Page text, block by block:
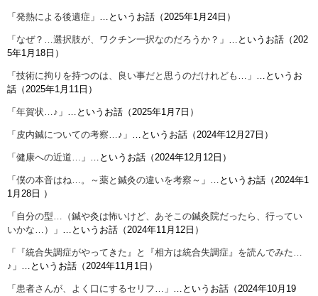
「 発熱による後遺症 」…というお話（2025年1月24日）
「 なぜ？…選択肢が、ワクチン一択なのだろうか？ 」…というお話（202
5年1月18日）
「 技術に拘りを持つのは、良い事だと思うのだけれども… 」…というお
話（2025年1月11日）
「 年賀状…♪ 」…というお話（2025年1月7日）
「 皮内鍼についての考察…♪ 」…というお話（2024年12月27日）
「 健康への近道… 」…というお話（2024年12月12日）
「 僕の本音はね…。～薬と鍼灸の違いを考察～ 」…というお話（2024年1
1月28日 ）
「 自分の型…（鍼や灸は怖いけど、あそこの鍼灸院だったら、行ってい
いかな…）
」…というお話（2024年11月12日）
「
『統合失調症がやってきた』と『相方は統合失調症』を読んでみた…
♪ 」…というお話（2024年11月1日）
「 患者さんが、よく口にするセリフ… 」…というお話（2024年10月19